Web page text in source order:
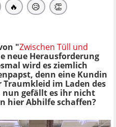
🔥 😥 👏
"Zwischen Tüll und
neue Herausforderung
wird es ziemlich
denn eine Kundin
im Laden des
nun gefällt es ihr nicht
hier Abhilfe schaffen?